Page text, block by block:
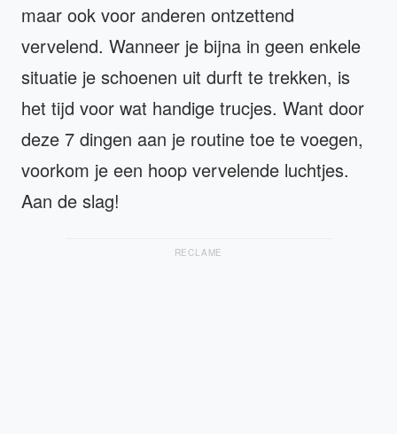
maar ook voor anderen ontzettend
vervelend. Wanneer je bijna in geen enkele
situatie je schoenen uit durft te trekken, is
het tijd voor wat handige trucjes. Want door
deze 7 dingen aan je routine toe te voegen,
voorkom je een hoop vervelende luchtjes.
Aan de slag!
RECLAME